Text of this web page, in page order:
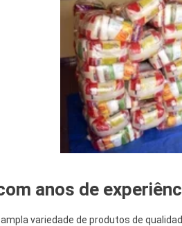
anos de
variedade de produtos de